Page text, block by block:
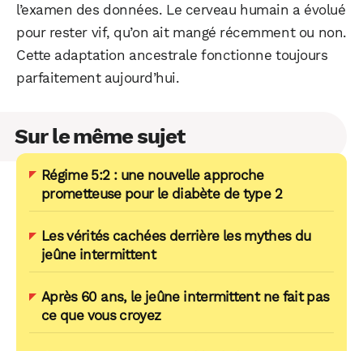
l’examen des données. Le cerveau humain a évolué
pour rester vif, qu’on ait mangé récemment ou non.
Cette adaptation ancestrale fonctionne toujours
parfaitement aujourd’hui.
Sur le même sujet
Régime 5:2 : une nouvelle approche
prometteuse pour le diabète de type 2
Les vérités cachées derrière les mythes du
jeûne intermittent
Après 60 ans, le jeûne intermittent ne fait pas
ce que vous croyez